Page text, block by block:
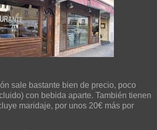
sale bastante bien de precio, poco
con bebida aparte. También tienen
maridaje, por unos 20€ más por